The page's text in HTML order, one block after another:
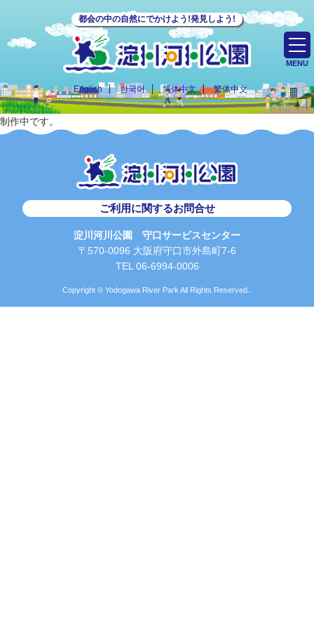
都会の中の自然にでかけよう!発見しよう!
English 한국어 简体中文 繁体中文
MENU
制作中です。
ご利用に関するお問合せ
淀川河川公園 守口サービスセンター
〒570-0096 大阪府守口市外島町7-6
TEL 06-6994-0006
Copyright © Yodogawa River Park All Rights Reserved..